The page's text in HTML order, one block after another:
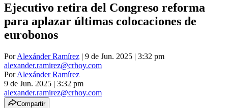
Ejecutivo retira del Congreso reforma
para aplazar últimas colocaciones de
eurobonos
PorAlexánder Ramírez | 9 de Jun. 2025 | 3:32 pm
alexander.ramirez@crhoy.com
PorAlexánder Ramírez
9 de Jun. 2025 | 3:32 pm
alexander.ramirez@crhoy.com
Compartir